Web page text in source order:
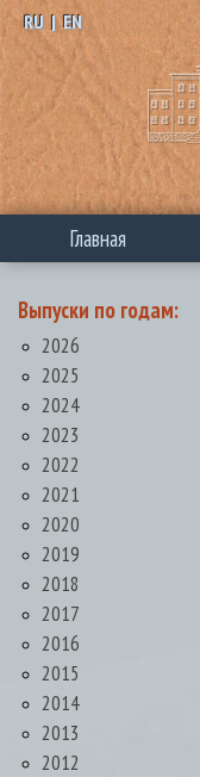
RU | EN
Главная
Выпуски по годам:
2026
2025
2024
2023
2022
2021
2020
2019
2018
2017
2016
2015
2014
2013
2012